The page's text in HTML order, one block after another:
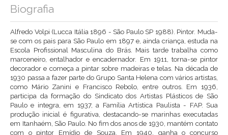
Biografia
Alfredo Volpi (Lucca Itália 1896 - São Paulo SP 1988). Pintor. Muda-
se com os pais para São Paulo em 1897 e, ainda criança, estuda na
Escola Profissional Masculina do Brás. Mais tarde trabalha como
marceneiro, entalhador e encadernador. Em 1911, torna-se pintor
decorador e começa a pintar sobre madeiras e telas. Na década de
1930 passa a fazer parte do Grupo Santa Helena com vários artistas,
como Mário Zanini e Francisco Rebolo, entre outros. Em 1936,
participa da formação do Sindicato dos Artistas Plásticos de São
Paulo e integra, em 1937, a Família Artística Paulista - FAP. Sua
produção inicial é figurativa, destacando-se marinhas executadas
em Itanhaém, São Paulo. No fim dos anos de 1930, mantém contato
com o pintor Emídio de Souza. Em 1940, ganha o concurso